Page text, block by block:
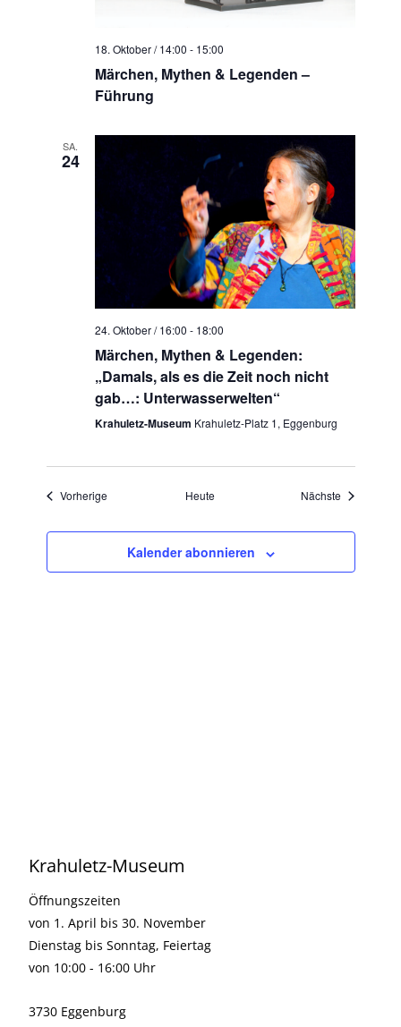
18. Oktober / 14:00 - 15:00
Märchen, Mythen & Legenden –
Führung
SA.
24
24. Oktober / 16:00 - 18:00
Märchen, Mythen & Legenden:
„Damals, als es die Zeit noch nicht
gab…: Unterwasserwelten“
Krahuletz-Museum Krahuletz-Platz 1, Eggenburg
VorherigeVeranstaltungen Heute Nächste
Kalender abonnieren
Krahuletz-Museum
Öffnungszeiten
von 1. April bis 30. November
Dienstag bis Sonntag, Feiertag
von 10:00 - 16:00 Uhr
3730 Eggenburg